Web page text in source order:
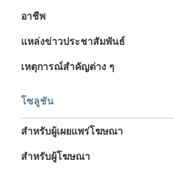
อาชีพ
แหล่งข่าวประชาสัมพันธ์
เหตุการณ์สำคัญต่าง ๆ
โซลูชัน
สำหรับผู้เผยแพร่โฆษณา
สำหรับผู้โฆษณา